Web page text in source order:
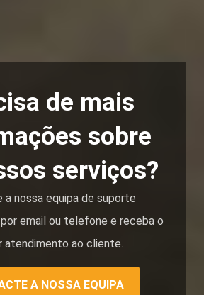
de mais
sobre
serviços?
a nossa equipa de suporte
email ou telefone e receba o
atendimento ao cliente.
A NOSSA EQUIPA